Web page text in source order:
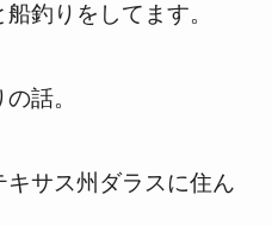
釣りをしてます。
話。
サス州ダラスに住ん